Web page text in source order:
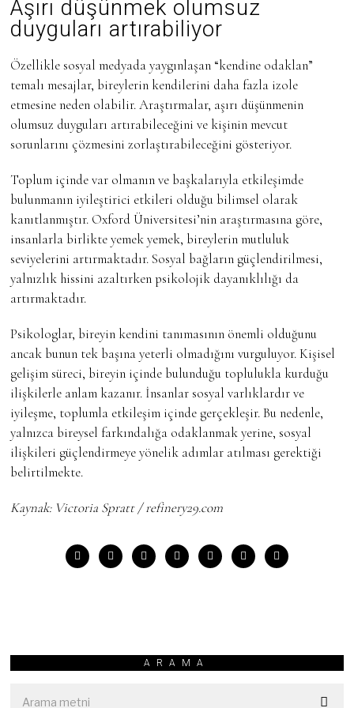
Aşırı düşünmek olumsuz
duyguları artırabiliyor
Özellikle sosyal medyada yaygınlaşan “kendine odaklan”
temalı mesajlar, bireylerin kendilerini daha fazla izole
etmesine neden olabilir. Araştırmalar, aşırı düşünmenin
olumsuz duyguları artırabileceğini ve kişinin mevcut
sorunlarını çözmesini zorlaştırabileceğini gösteriyor.
Toplum içinde var olmanın ve başkalarıyla etkileşimde
bulunmanın iyileştirici etkileri olduğu bilimsel olarak
kanıtlanmıştır. Oxford Üniversitesi’nin araştırmasına göre,
insanlarla birlikte yemek yemek, bireylerin mutluluk
seviyelerini artırmaktadır. Sosyal bağların güçlendirilmesi,
yalnızlık hissini azaltırken psikolojik dayanıklılığı da
artırmaktadır.
Psikologlar, bireyin kendini tanımasının önemli olduğunu
ancak bunun tek başına yeterli olmadığını vurguluyor. Kişisel
gelişim süreci, bireyin içinde bulunduğu toplulukla kurduğu
ilişkilerle anlam kazanır. İnsanlar sosyal varlıklardır ve
iyileşme, toplumla etkileşim içinde gerçekleşir. Bu nedenle,
yalnızca bireysel farkındalığa odaklanmak yerine, sosyal
ilişkileri güçlendirmeye yönelik adımlar atılması gerektiği
belirtilmekte.
Kaynak: Victoria Spratt / refinery29.com
ARAMA